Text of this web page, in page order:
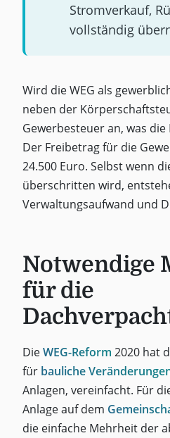
Stromverkauf,
vollständig
Wird die WEG als
neben der
Gewerbesteuer an, was
Der Freibetrag für die
24.500 Euro. Selbst wenn
überschritten wird,
Verwaltungsaufwand und
Notwendige
für die
DieWEG-Reform 2020 hat
für bauliche
Anlagen, vereinfacht. Für
Anlage auf dem
die einfache Mehrheit der